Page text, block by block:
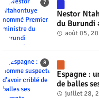
Nestor
du Burundi
août 05,
Espagne :
de balles
juillet 28,